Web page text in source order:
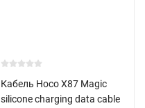
Кабель Hoco X87 Magic
silicone charging data cable